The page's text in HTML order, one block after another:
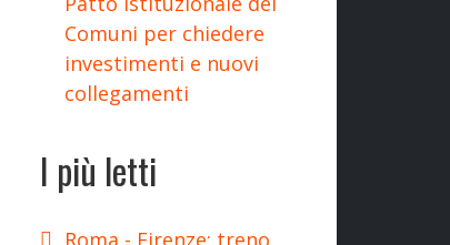
Comuni per chiedere
investimenti e nuovi
collegamenti
I più letti
Roma - Firenze: treno